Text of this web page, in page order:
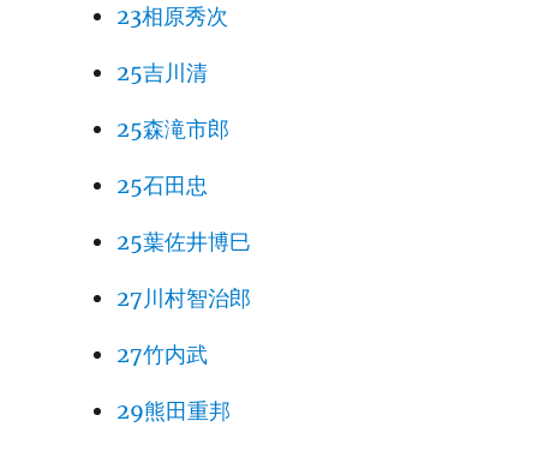
23相原秀次
25吉川清
25森滝市郎
25石田忠
25葉佐井博巳
27川村智治郎
27竹内武
29熊田重邦